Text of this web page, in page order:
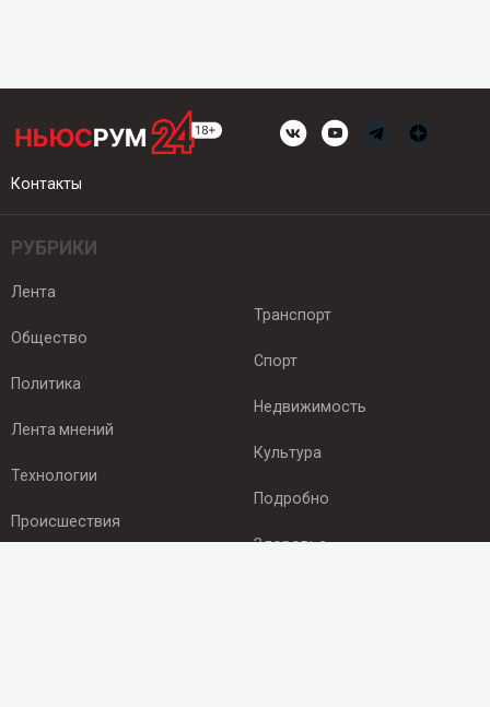
Контакты
РУБРИКИ
Лента
Общество
Политика
Лента мнений
Технологии
Происшествия
Транспорт
Спорт
Недвижимость
Культура
Подробно
Здоровье